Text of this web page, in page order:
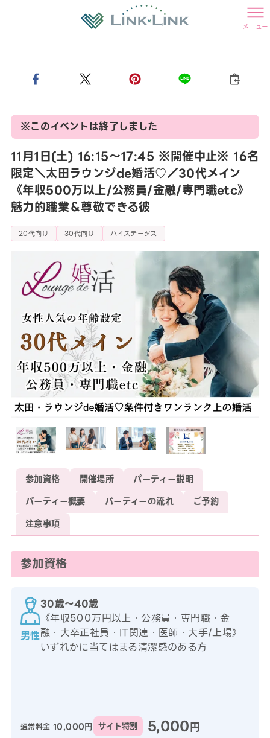
メニュー
※このイベントは終了しました
11月1日(土) 16:15〜17:45 ※開催中止※ 16名
限定＼太田ラウンジde婚活♡／30代メイン
《年収500万以上/公務員/金融/専門職etc》
魅力的職業＆尊敬できる彼
20代向け 30代向け ハイステータス
参加資格 開催場所
パーティー説明
パーティー概要
パーティーの流れ
ご予約
注意事項
参加資格
男性
30歳〜40歳
《年収500万円以上・公務員・専門職・金
融・大卒正社員・IT関連・医師・大手/上場》
いずれかに当てはまる清潔感のある方
通常料金 10,000円 サイト特割 5,000円